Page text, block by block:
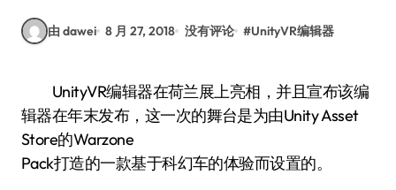
由 dawei 8 月 27, 2018 没有评论 #UnityVR编辑器
UnityVR编辑器在荷兰展上亮相，并且宣布该编
辑器在年末发布，这一次的舞台是为由Unity Asset
Store的Warzone
Pack打造的一款基于科幻车的体验而设置的。